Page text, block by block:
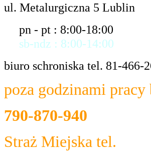
ul. Metalurgiczna 5 Lublin
pn - pt : 8:00-18:00
sb-ndz : 8:00-14:00
biuro schroniska tel. 81-466-
poza godzinami pracy
790-870-940
Straż Miejska tel.